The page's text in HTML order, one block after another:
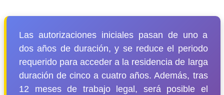
Las autorizaciones iniciales pasan de uno a
dos años de duración, y se reduce el periodo
requerido para acceder a la residencia de larga
duración de cinco a cuatro años. Además, tras
12 meses de trabajo legal, será posible el